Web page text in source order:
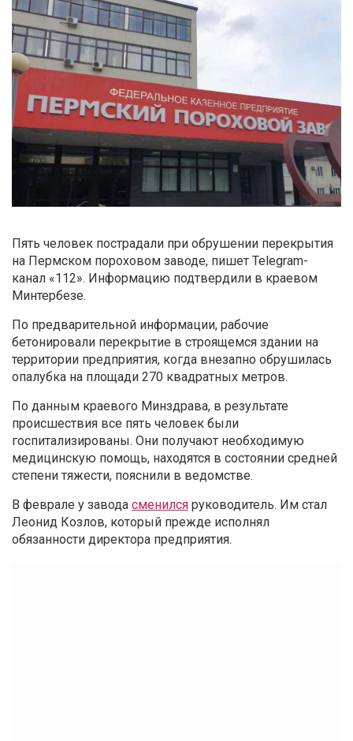
Пять человек пострадали при обрушении перекрытия
на Пермском пороховом заводе, пишет Telegram-
канал «112». Информацию подтвердили в краевом
Минтербезе.
По предварительной информации, рабочие
бетонировали перекрытие в строящемся здании на
территории предприятия, когда внезапно обрушилась
опалубка на площади 270 квадратных метров.
По данным краевого Минздрава, в результате
происшествия все пять человек были
госпитализированы. Они получают необходимую
медицинскую помощь, находятся в состоянии средней
степени тяжести, пояснили в ведомстве.
В феврале у завода сменился руководитель. Им стал
Леонид Козлов, который прежде исполнял
обязанности директора предприятия.